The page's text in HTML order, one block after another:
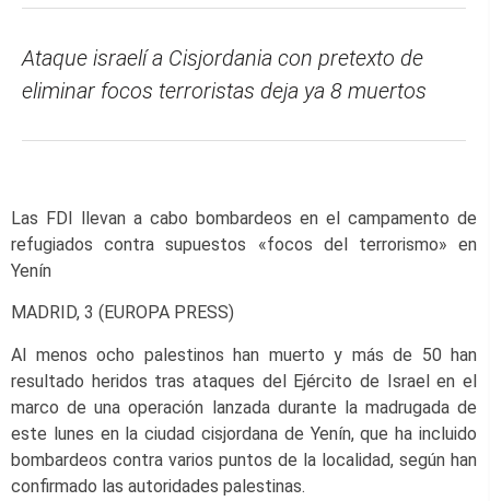
Ataque israelí a Cisjordania con pretexto de
eliminar focos terroristas deja ya 8 muertos
Las FDI llevan a cabo bombardeos en el campamento de
refugiados contra supuestos «focos del terrorismo» en
Yenín
MADRID, 3 (EUROPA PRESS)
Al menos ocho palestinos han muerto y más de 50 han
resultado heridos tras ataques del Ejército de Israel en el
marco de una operación lanzada durante la madrugada de
este lunes en la ciudad cisjordana de Yenín, que ha incluido
bombardeos contra varios puntos de la localidad, según han
confirmado las autoridades palestinas.